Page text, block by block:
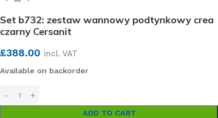
Set b732: zestaw wannowy podtynkowy crea
czarny Cersanit
£388.00 incl. VAT
Available on backorder
ADD TO CART